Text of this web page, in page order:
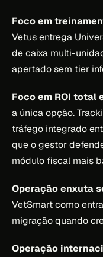
Foco em
Vetus entrega
de caixa multi-
apertado sem tier
Foco em ROI total
a única opção.
tráfego integrado
que o gestor
módulo fiscal mais
Operação enxuta
VetSmart como
migração quando
Operação